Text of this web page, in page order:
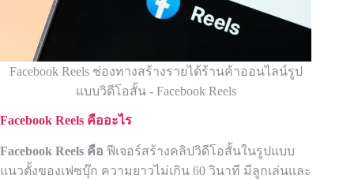
Facebook Reels ช่องทางสร้างรายได้ร้านค้าออนไลน์รูป
แบบวิดีโอสั้น - Facebook Reels
Facebook Reels คืออะไร
Facebook Reels คือ ฟีเจอร์สร้างคลิปวิดีโอสั้นในรูปแบบ
แนวตั้งของเฟซบุ๊ก ความยาวไม่เกิน 60 วินาที มีลูกเล่นและ